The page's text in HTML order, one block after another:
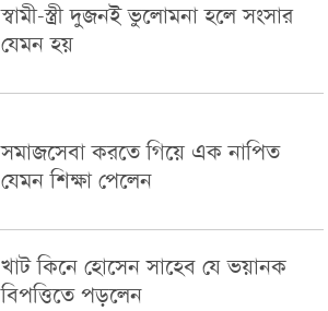
স্বামী-স্ত্রী দুজনই ভুলোমনা হলে সংসার
যেমন হয়
সমাজসেবা করতে গিয়ে এক নাপিত
যেমন শিক্ষা পেলেন
খাট কিনে হোসেন সাহেব যে ভয়ানক
বিপত্তিতে পড়লেন